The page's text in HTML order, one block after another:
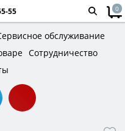
55 0
обслуживание
Сотрудничество